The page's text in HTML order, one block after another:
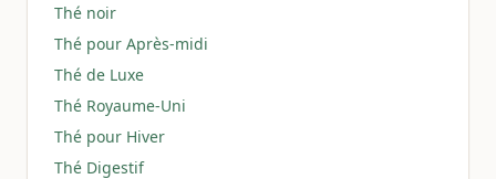
Thé noir
Thé pour Après-midi
Thé de Luxe
Thé Royaume-Uni
Thé pour Hiver
Thé Digestif